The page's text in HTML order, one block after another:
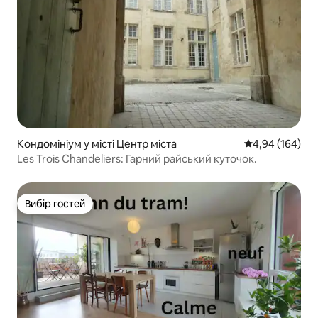
Кондомініум у місті Центр міста Середня
4,94 (164)
Les Trois Chandeliers: Гарний райський куточок.
Вибір гостей
Вибір гостей